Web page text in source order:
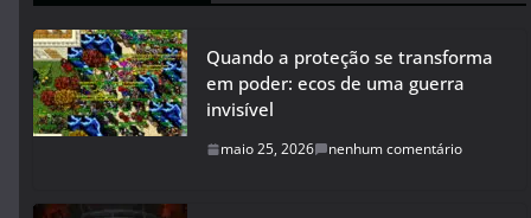
Quando a proteção se transforma
em poder: ecos de uma guerra
invisível
maio 25, 2026 nenhum comentário